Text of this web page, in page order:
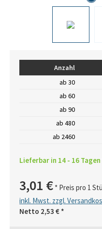
Anzahl
ab 30
ab 60
ab 90
ab 480
ab 2460
Lieferbar in 14 - 16 Tagen
3,01 € * Preis pro 1
inkl. Mwst. zzgl.
Netto 2,53 € *